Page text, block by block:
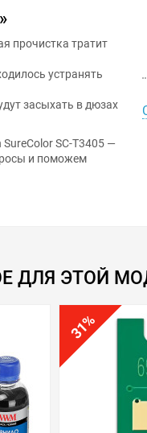
прочистка тратит
устранять
засыхать в дюзах
SC-T3405 —
и поможем
ДЛЯ ЭТОЙ
31
%